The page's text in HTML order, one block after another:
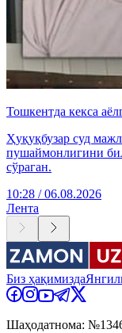
Тошкентда кекса
Ҳуқуқбузар суд
пушаймонлигини
сўраган.
10:28 / 06.08.2026
Лента
Биз ҳақимизда
Шаҳодатнома: